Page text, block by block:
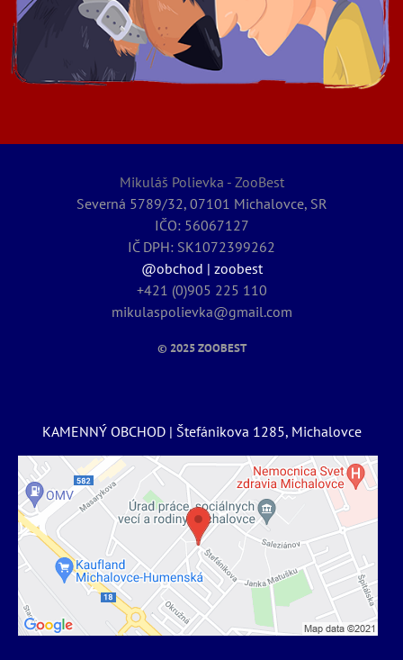
Mikuláš Polievka - ZooBest
Severná 5789/32, 07101 Michalovce, SR
IČO: 56067127
IČ DPH: SK1072399262
@obchod | zoobest
+421 (0)905 225 110
mikulaspolievka@gmail.com
© 2025ZOOBEST
KAMENNÝ OBCHOD | Štefánikova 1285, Michalovce